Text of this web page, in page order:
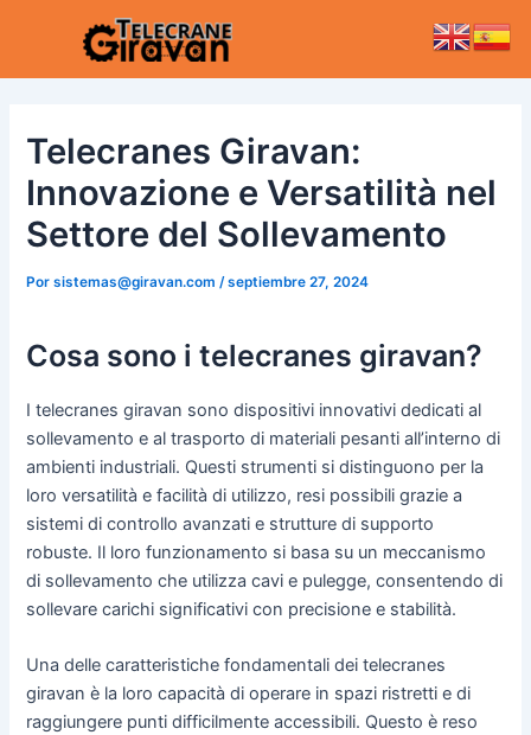
Main
Telecranes Giravan:
Innovazione e Versatilità nel
Settore del Sollevamento
Porsistemas@giravan.com/septiembre 27, 2024
Cosa sono i telecranes giravan?
I telecranes giravan sono dispositivi innovativi dedicati al
sollevamento e al trasporto di materiali pesanti all’interno di
ambienti industriali. Questi strumenti si distinguono per la
loro versatilità e facilità di utilizzo, resi possibili grazie a
sistemi di controllo avanzati e strutture di supporto
robuste. Il loro funzionamento si basa su un meccanismo
di sollevamento che utilizza cavi e pulegge, consentendo di
sollevare carichi significativi con precisione e stabilità.
Una delle caratteristiche fondamentali dei telecranes
giravan è la loro capacità di operare in spazi ristretti e di
raggiungere punti difficilmente accessibili. Questo è reso
navigation